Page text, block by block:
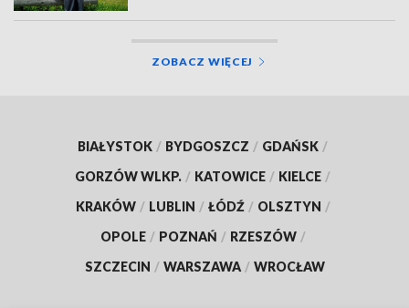
ZOBACZ WIĘCEJ
BIAŁYSTOK / BYDGOSZCZ / GDAŃSK /
GORZÓW WLKP. / KATOWICE / KIELCE /
KRAKÓW / LUBLIN / ŁÓDŹ / OLSZTYN /
OPOLE / POZNAŃ / RZESZÓW /
SZCZECIN / WARSZAWA / WROCŁAW